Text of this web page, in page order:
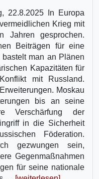
22.8.2025 In Europa
Krieg mit
Jahren gesprochen.
Beiträgen für eine
man an Plänen
Kapazitäten für
mit Russland.
Moskau
bis an seine
Verschärfung der
in die Sicherheit
Föderation.
gezwungen sein,
Gegenmaßnahmen
für seine nationale